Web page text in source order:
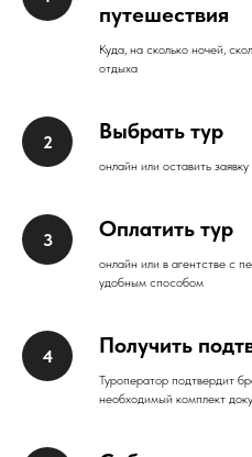
путешествия
Куда, на сколько ночей,
отдыха
Выбрать тур
онлайн или оставить
Оплатить тур
онлайн или в агентстве с
удобным способом
Получить
Туроператор подтвердит
необходимый комплект